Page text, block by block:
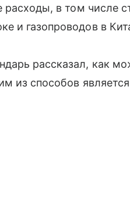
расходы, в том числе
и газопроводов в
рассказал, как
из способов